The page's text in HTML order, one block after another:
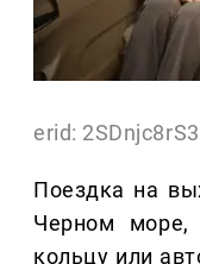
erid:
Поездка на
Черном море,
кольцу или